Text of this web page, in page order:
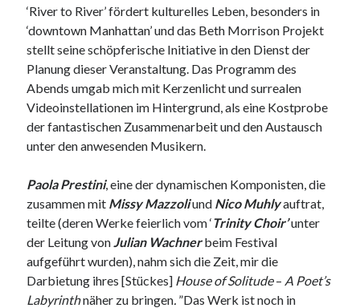
Auszeichnungen
18. Januar 2024
Bibliotheken: Ein Fundus an Medien und Angeboten – gerade für
Musikfans
24. Mai 2023
Die Sinfonien von Anton Bruckner auf der Orgel – gespielt von
Hansjörg Albrecht
17. Mai 2023
Das Vokalensemble Singer Pur im Wandel
NAXOS Deutschland freut sich über diese ICMA 2023-
16. März 2023
Tags
"Elegischer Gesang" 2L 20. Jahrhundert
‘River to River’ fördert kulturelles Leben, besonders in
‘downtown Manhattan’ und das Beth Morrison Projekt
stellt seine schöpferische Initiative in den Dienst der
Planung dieser Veranstaltung. Das Programm des
Abends umgab mich mit Kerzenlicht und surrealen
Videoinstellationen im Hintergrund, als eine Kostprobe
der fantastischen Zusammenarbeit und den Austausch
unter den anwesenden Musikern.
Paola Prestini, eine der dynamischen Komponisten, die
zusammen mit Missy Mazzoliund Nico Muhlyauftrat,
teilte (deren Werke feierlich vom ‘Trinity Choir’unter
der Leitung vonJulian Wachnerbeim Festival
aufgeführt wurden), nahm sich die Zeit, mir die
Darbietung ihres [Stückes] House of Solitude– A Poet’s
Labyrinthnäher zu bringen. ”Das Werk ist noch in